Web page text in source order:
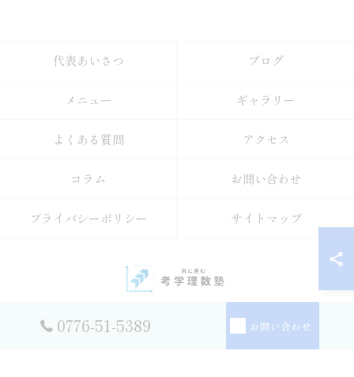
0776-51-5389 お問い合わせ
代表あいさつ ブログ
メニュー ギャラリー
よくある質問 アクセス
コラム お問い合わせ
プライバシーポリシー サイトマップ
© 2026 福井県坂井市の塾なら考学理数塾 ALL RIGHTS RESERVED.